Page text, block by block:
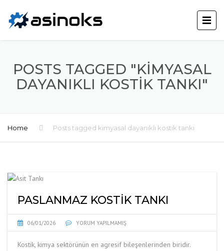
POSTS TAGGED "KIMYASAL
DAYANIKLI KOSTIK TANKI"
Home Posts tagged kimyasal dayanıklı kostik tankı
PASLANMAZ KOSTIK TANKI
06/01/2026 YORUM YAPILMAMIŞ
Kostik, kimya sektörünün en agresif bileşenlerinden biridir.